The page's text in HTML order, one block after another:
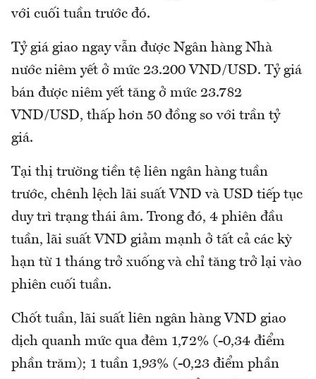
với cuối tuần trước đó.
Tỷ giá giao ngay vẫn được Ngân hàng Nhà
nước niêm yết ở mức 23.200 VND/USD. Tỷ giá
bán được niêm yết tăng ở mức 23.782
VND/USD, thấp hơn 50 đồng so với trần tỷ
giá.
Tại thị trường tiền tệ liên ngân hàng tuần
trước, chênh lệch lãi suất VND và USD tiếp tục
duy trì trạng thái âm. Trong đó, 4 phiên đầu
tuần, lãi suất VND giảm mạnh ở tất cả các kỳ
hạn từ 1 tháng trở xuống và chỉ tăng trở lại vào
phiên cuối tuần.
Chốt tuần, lãi suất liên ngân hàng VND giao
dịch quanh mức qua đêm 1,72% (-0,34 điểm
phần trăm); 1 tuần 1,93% (-0,23 điểm phần